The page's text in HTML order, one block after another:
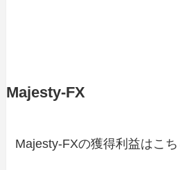
Majesty-FX
Majesty-FXの獲得利益はこち